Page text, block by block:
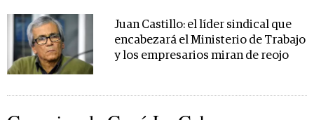
Juan Castillo: el líder sindical que
encabezará el Ministerio de Trabajo
y los empresarios miran de reojo